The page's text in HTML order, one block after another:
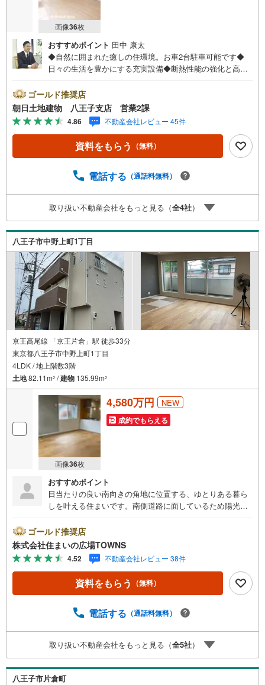
画像36枚
おすすめポイント 田中 康太
◆自然に囲まれた癒しの住環境。お車2台駐車可能です◆
日々の生活を豊かにする充実設備◆断熱性能の強化と高効
ざいます！車の出し入れも安心して行えます♪※バザール会
場には、ベビーベッドや キッズスペースをご用意してお
ります。 小さなお子様連れでも、安心してご来場くださ
い！資料請求、住宅ローンのご相談などお気軽にお問合せ
ください！スタッフ25名でお客様がご覧になったことのな
い情報を多数ご用意しております。インターネット、チラ
他物件もご紹介可能です。 担当営業へご希望をお伝えくだ
わせ、弊社へのご来社など、ご相談ください。ご希望があ
れば周辺環境、お客様の希望に合わせた物件などもご案内
をいたします。お住まい探しは朝日土地建物（株）八王子
店 営業2課にお任せください！
ゴールド推奨店
朝日土地建物 八王子支店 営業2課
4.86 不動産会社レビュー 45件
資料をもらう （無料）
電話する （通話料無料）
取り扱い不動産会社をもっと見る（全4社）
八王子市中野上町1丁目
京王高尾線 「京王片倉」駅 徒歩33分
東京都八王子市中野上町1丁目
4LDK / 地上階数3階
土地82.11m2 /建物 135.99m2
画像36枚
4,580万円 NEW
成約でもらえる
おすすめポイント
日当たりの良い南向きの角地に位置する、ゆとりある暮ら
しを叶える住まいです。南側道路に面しているため陽光を
抜けます。家族が集うLDKは18帖以上の広さを確保し、対
面式キッチンからはリビング全体を見渡せます。食洗機や
パントリー、1坪以上の広々とした浴室など、家事の負担を
軽減し、日々の生活を豊かにする設備が充実しています。
また、全居室が6帖以上の広さを持ち、大容量のウォークイ
ンクローゼットやシューズインクロークを備えているた
お車を守るビルトインガレージは2台駐車が可能で、雨の日
おり、長く安心して暮らせる性能も兼ね備えています。閑
静な住宅街にありながら、即入居可能な状態ですので、新
しい生活をすぐにでも始めたいご家族に自信を持っておす
すめします。
ゴールド推奨店
株式会社住まいの広場TOWNS
4.52 不動産会社レビュー 38件
資料をもらう （無料）
電話する （通話料無料）
取り扱い不動産会社をもっと見る（全5社）
八王子市片倉町